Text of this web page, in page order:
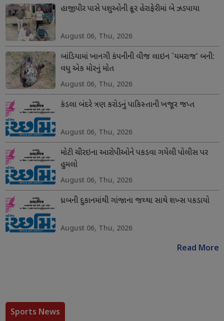
હાજીપીર પાસે પશુઓની ક્રૂર હેરાફેરીમાં બે ઝડપાયા
August 06, Thu, 2026
બાંડિયામાં ખાનગી કંપનીની વીજ લાઇન `યમરાજ' બની:
વધુ એક મોરનું મોત
August 06, Thu, 2026
કંડલા બંદરે ત્રણ કરોડનું પાકિસ્તાની ખજૂર જપ્ત
August 06, Thu, 2026
મોટી ચીરઇના આરોપીઓને પકડવા ગયેલી પોલીસ પર
હુમલો
August 06, Thu, 2026
ધ્રબની દુકાનમાંથી ગાંજાના જથ્થા સાથે શખ્સ પકડાયો
August 06, Thu, 2026
Read More
Sports News